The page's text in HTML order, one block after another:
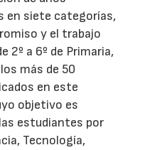
en siete categorías,
y el trabajo
2º a 6º de Primaria,
más de 50
en este
objetivo es
estudiantes por
Tecnología,